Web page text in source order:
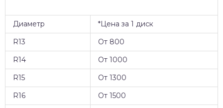
Диаметр
*Цена за 1 диск
R13
От 800
R14
От 1000
R15
От 1300
R16
От 1500